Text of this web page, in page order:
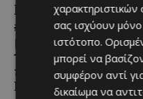
Lidl Better Living
#summer2026: Ένα
μοναδικό ταξίδι
γεμάτο γεύση, ενέργεια
και χαμόγελα σε όλη
Κύπρο
χαρακτηριστικών
σας ισχύουν
ιστότοπο.
μπορεί να
συμφέρον αντί
δικαίωμα να